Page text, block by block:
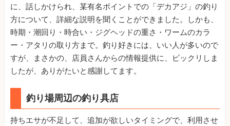
に、話しかけられ、某有名ポイントでの「デカアジ」の釣り
方について、詳細な説明を聞くことができました。しかも、
時期・潮回り・時合い・ジグヘッドの重さ・ワームのカラ
ー・アタリの取り方まで。釣り好きには、いい人が多いので
すが、まさかの、店員さんからの情報提供に、ビックリしま
したが、ありがたいと感謝してます。
釣り場周辺の釣り具店
持ちエサが不足して、追加が欲しいタイミングで、利用させ